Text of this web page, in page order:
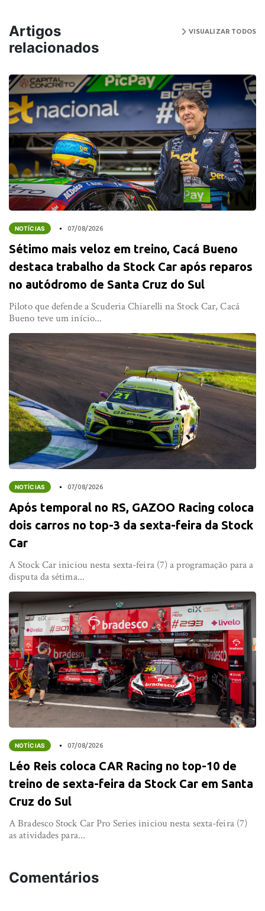
Artigos
relacionados
VISUALIZAR TODOS
NOTÍCIAS 07/08/2026
Sétimo mais veloz em treino, Cacá Bueno
destaca trabalho da Stock Car após reparos
no autódromo de Santa Cruz do Sul
Piloto que defende a Scuderia Chiarelli na Stock Car, Cacá
Bueno teve um início...
NOTÍCIAS 07/08/2026
Após temporal no RS, GAZOO Racing coloca
dois carros no top-3 da sexta-feira da Stock
Car
A Stock Car iniciou nesta sexta-feira (7) a programação para a
disputa da sétima...
NOTÍCIAS 07/08/2026
Léo Reis coloca CAR Racing no top-10 de
treino de sexta-feira da Stock Car em Santa
Cruz do Sul
A Bradesco Stock Car Pro Series iniciou nesta sexta-feira (7)
as atividades para...
Comentários